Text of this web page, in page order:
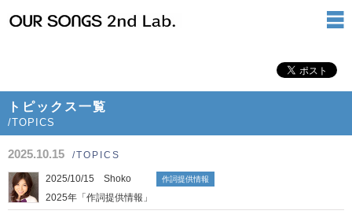
トピックス一覧
/TOPICS
2025.10.15 /TOPICS
2025/10/15 Shoko 作詞提供情報
2025年「作詞提供情報」